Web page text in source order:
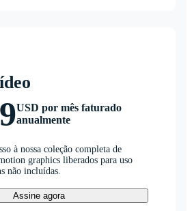
USD por mês faturado
anualmente
à nossa coleção completa de
graphics liberados para uso
não incluídas.
Assine agora